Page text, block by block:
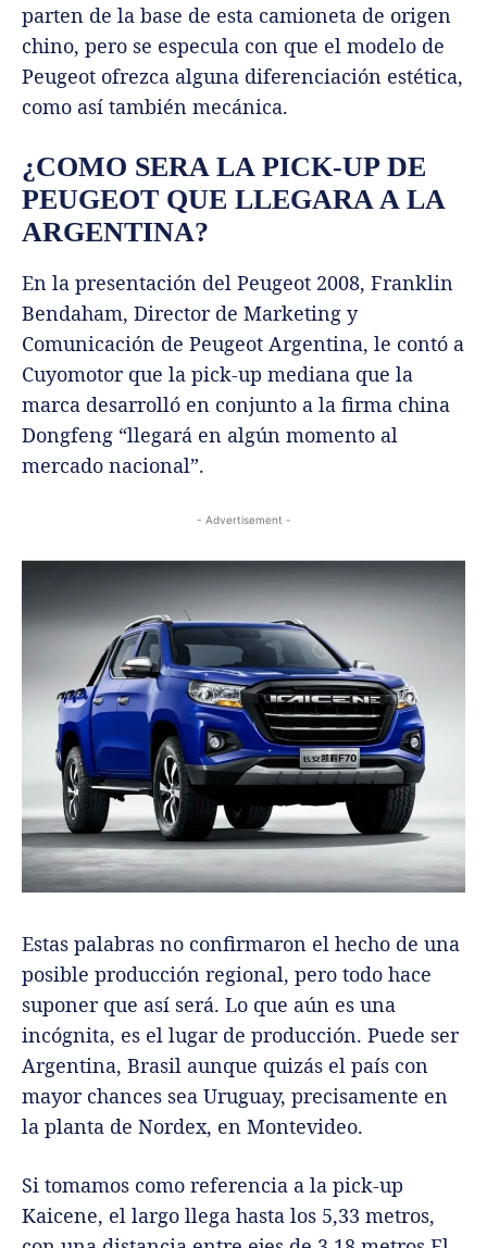
parten de la base de esta camioneta de origen
chino, pero se especula con que el modelo de
Peugeot ofrezca alguna diferenciación estética,
como así también mecánica.
¿COMO SERA LA PICK-UP DE
PEUGEOT QUE LLEGARA A LA
ARGENTINA?
En la presentación del Peugeot 2008, Franklin
Bendaham, Director de Marketing y
Comunicación de Peugeot Argentina, le contó a
Cuyomotor que la pick-up mediana que la
marca desarrolló en conjunto a la firma china
Dongfeng “llegará en algún momento al
mercado nacional”.
- Advertisement -
Estas palabras no confirmaron el hecho de una
posible producción regional, pero todo hace
suponer que así será. Lo que aún es una
incógnita, es el lugar de producción. Puede ser
Argentina, Brasil aunque quizás el país con
mayor chances sea Uruguay, precisamente en
la planta de Nordex, en Montevideo.
Si tomamos como referencia a la pick-up
Kaicene, el largo llega hasta los 5,33 metros,